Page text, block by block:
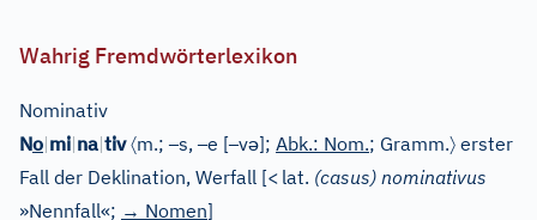
Wahrig Fremdwörterlexikon
Nominativ
No|mi|na|tiv 〈m.;–s,–e [–və]; Abk.: Nom.; Gramm.〉 erster
Fall der Deklination, Werfall [< lat. (casus) nominativus
»Nennfall«; → Nomen]